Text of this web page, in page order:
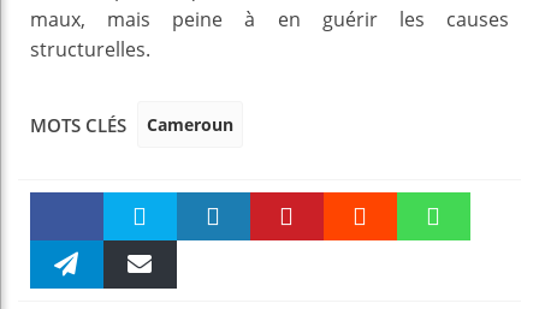
maux, mais peine à en guérir les causes
structurelles.
MOTS CLÉS Cameroun
Faceboo Twitter